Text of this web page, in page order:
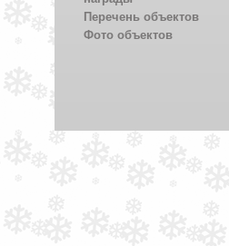
Перечень объектов
Фото объектов